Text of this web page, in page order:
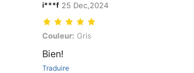
i***f 25 Dec,2024
Couleur: Gris
Couleur: Gris
Bien!
Traduire